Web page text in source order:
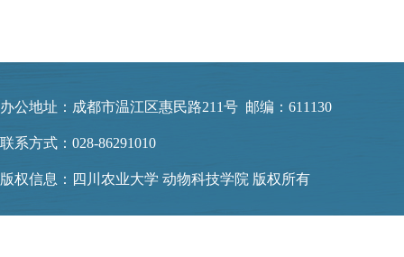
办公地址：成都市温江区惠民路211号 邮编：611130
联系方式：028-86291010
版权信息：四川农业大学 动物科技学院 版权所有